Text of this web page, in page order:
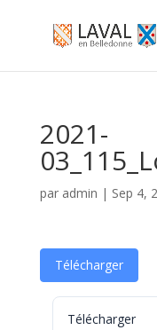
2021-
par admin | Sep 4,
Télécharger
Télécharger